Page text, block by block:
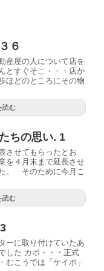
６
産屋の人について店を
とすぐそこ・・・店か
ほどのところにその物
読む
ちの思い. 1
させてもらったとお
を４月末まで延長させ
。 そのために今月こ
読む
ーに取り付けていたあ
した カポ・・・正式
むこうでは「ケイポ」